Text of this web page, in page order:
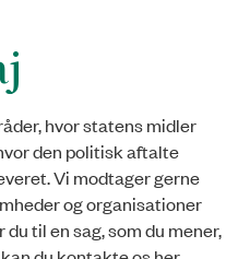
hvor statens midler
den politisk aftalte
Vi modtager gerne
og organisationer
til en sag, som du mener,